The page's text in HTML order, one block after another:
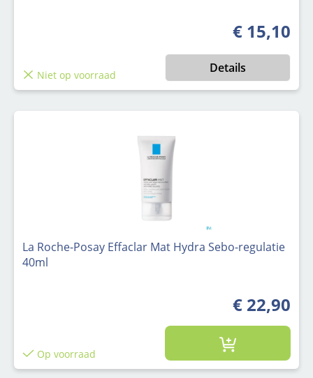
Normale
€ 15,10
Niet op voorraad Details
La Roche-Posay Effaclar Mat Hydra Sebo-regulatie
40ml
€ 22,90
Op voorraad